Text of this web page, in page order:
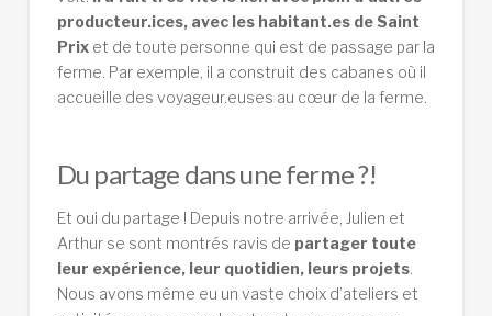
producteur.ices, avec les habitant.es de Saint
Prixet de toute personne qui est de passage par la
ferme. Par exemple, il a construit des cabanes où il
accueille des voyageur.euses au cœur de la ferme.
Du partage dans une ferme ?!
Et oui du partage ! Depuis notre arrivée, Julien et
Arthur se sont montrés ravis de partager toute
leur expérience, leur quotidien, leurs projets.
Nous avons même eu un vaste choix d’ateliers et